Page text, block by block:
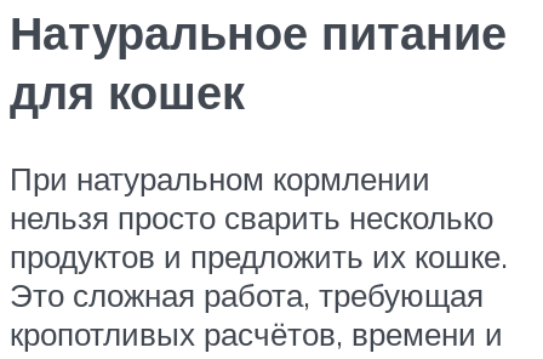
Натуральное питание
для кошек
При натуральном кормлении
нельзя просто сварить несколько
продуктов и предложить их кошке.
Это сложная работа, требующая
кропотливых расчётов, времени и